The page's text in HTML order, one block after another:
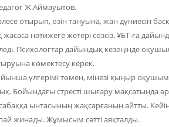
Ж.Аймауытов.
отырып, өзін тануына, жан дүниесін
нәтижеге жетері сөзсіз. ҰБТ-ға
Психологтар дайындық кезеңінде
көмектесу керек.
үлгерімі төмен, мінезі қыңыр
Бойындағы стресті шығару мақсатында
ынтасының жақсарғанын айтты.
жинады. Жұмысым сәтті аяқталды.